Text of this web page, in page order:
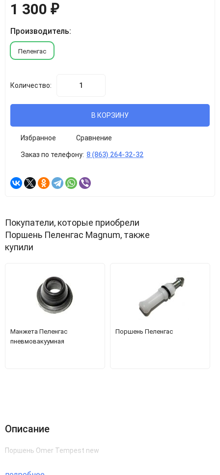
1 300 ₽
Производитель:
Пеленгас
Количество:
В КОРЗИНУ
Избранное Сравнение
Заказ по телефону: 8 (863) 264-32-32
Покупатели, которые приобрели
Поршень Пеленгас Magnum, также
купили
Манжета Пеленгас
пневмовакуумная
Поршень Пеленгас
Описание
Поршень Omer Tempest new